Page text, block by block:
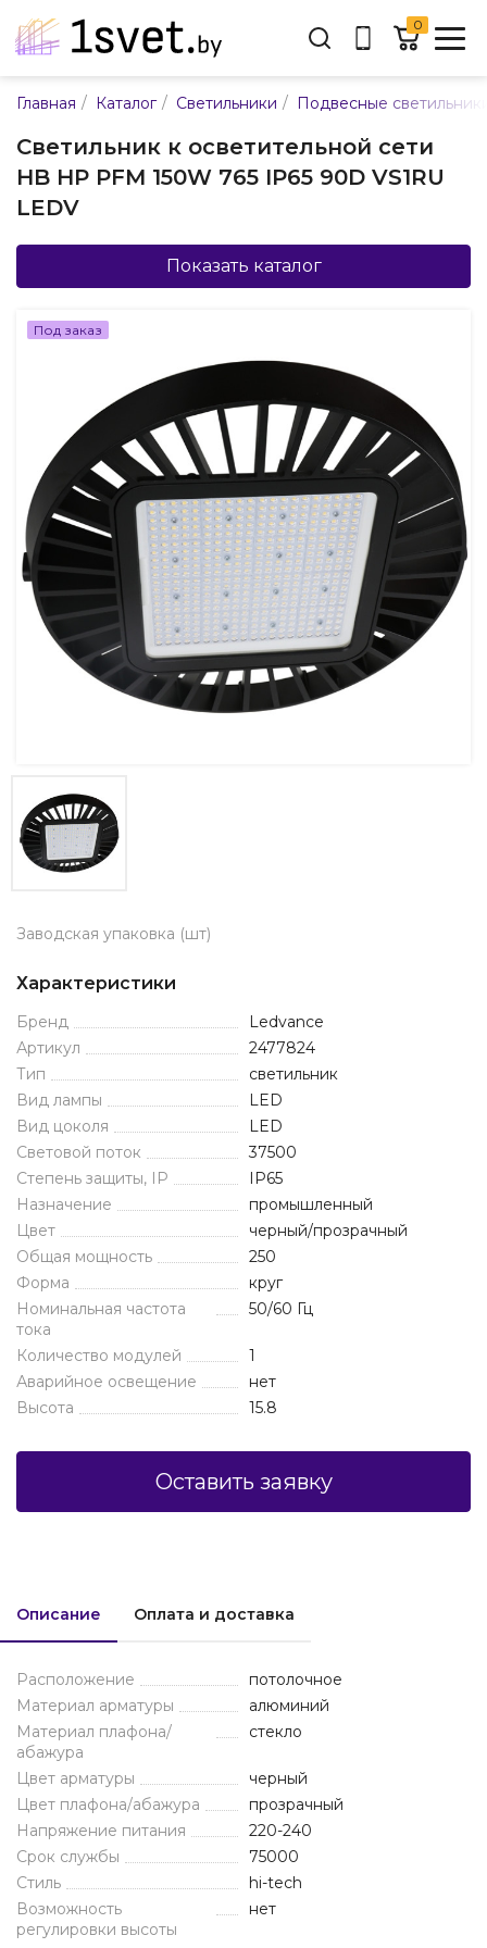
Адрес:
ул. Каменногорская, 45
Время работы:
Пн-пт с 9:00 до 17:30
+375(29) 361-04-00
0
Главная / Каталог / Светильники / Подвесные
Светильник к осветительной сети
HB HP PFM 150W 765 IP65 90D VS1RU
LEDV
Показать каталог
Под заказ
Заводская упаковка (шт)
Характеристики
Бренд
Ledvance
Артикул
2477824
Тип
светильник
Вид лампы
LED
Вид цоколя
LED
Световой поток
37500
Степень защиты, IP
IP65
Назначение
промышленный
Цвет
черный/прозрачный
Общая мощность
250
Форма
круг
Номинальная частота
тока
50/60 Гц
Количество модулей
1
Аварийное освещение
нет
Высота
15.8
Оставить заявку
Описание Оплата и доставка
Расположение
потолочное
Материал арматуры
алюминий
Материал плафона/
абажура
стекло
Цвет арматуры
черный
Цвет плафона/абажура
прозрачный
Напряжение питания
220-240
Срок службы
75000
Стиль
hi-tech
Возможность
регулировки высоты
нет